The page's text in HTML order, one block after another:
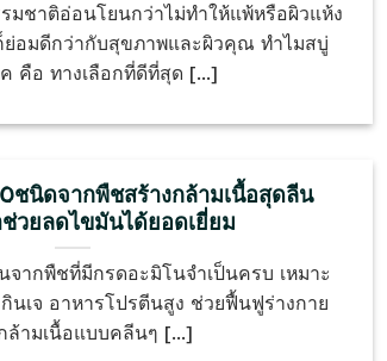
มชาติอ่อนโยนกว่าไม่ทำให้แพ้หรือผิวแห้ง
ย่อมดีกว่ากับสุขภาพและผิวคุณ ทำไมสบู่
คือ ทางเลือกที่ดีที่สุด [...]
ชนิดจากพืชสร้างกล้ามเนื้อสุดลีน
วยลดไขมันได้ยอดเยี่ยม
ากพืชที่มีกรดอะมิโนจำเป็นครบ เหมาะ
นเจ อาหารโปรตีนสูง ช่วยฟื้นฟูร่างกาย
ล้ามเนื้อแบบคลีนๆ [...]